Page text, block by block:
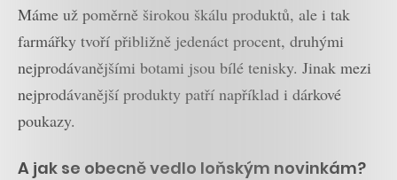
Máme už poměrně širokou škálu produktů, ale i tak
farmářky tvoří přibližně jedenáct procent, druhými
nejprodávanějšími botami jsou bílé tenisky. Jinak mezi
nejprodávanější produkty patří například i dárkové
poukazy.
A jak se obecně vedlo loňským novinkám?